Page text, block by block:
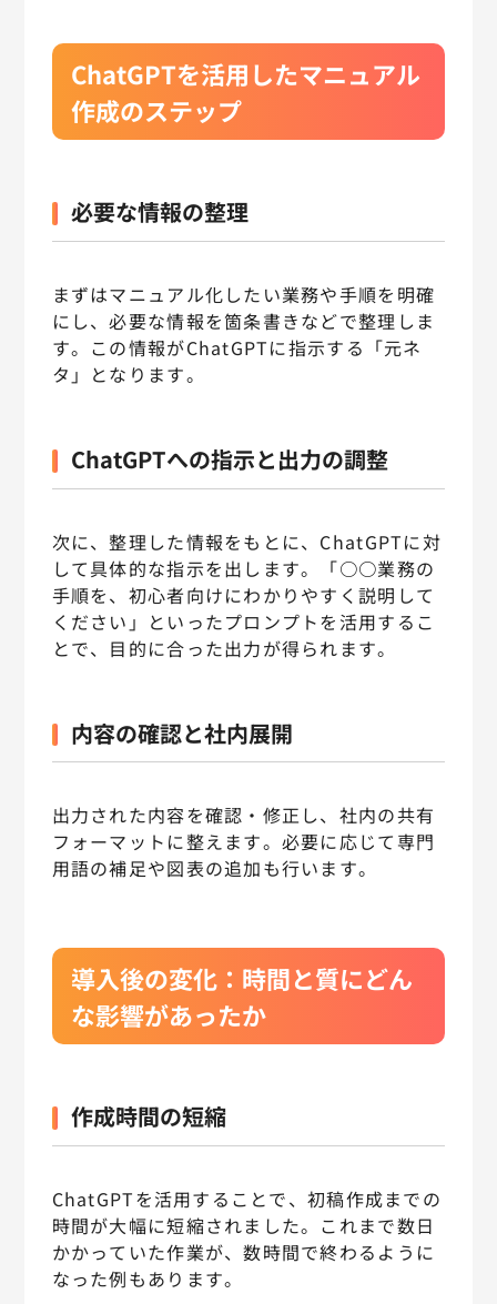
ChatGPTを活用したマニュアル
作成のステップ
必要な情報の整理
まずはマニュアル化したい業務や手順を明確
にし、必要な情報を箇条書きなどで整理しま
す。この情報がChatGPTに指示する「元ネ
タ」となります。
ChatGPTへの指示と出力の調整
次に、整理した情報をもとに、ChatGPTに対
して具体的な指示を出します。「○○業務の
手順を、初心者向けにわかりやすく説明して
ください」といったプロンプトを活用するこ
とで、目的に合った出力が得られます。
内容の確認と社内展開
出力された内容を確認・修正し、社内の共有
フォーマットに整えます。必要に応じて専門
用語の補足や図表の追加も行います。
導入後の変化：時間と質にどん
な影響があったか
作成時間の短縮
ChatGPTを活用することで、初稿作成までの
時間が大幅に短縮されました。これまで数日
かかっていた作業が、数時間で終わるように
なった例もあります。